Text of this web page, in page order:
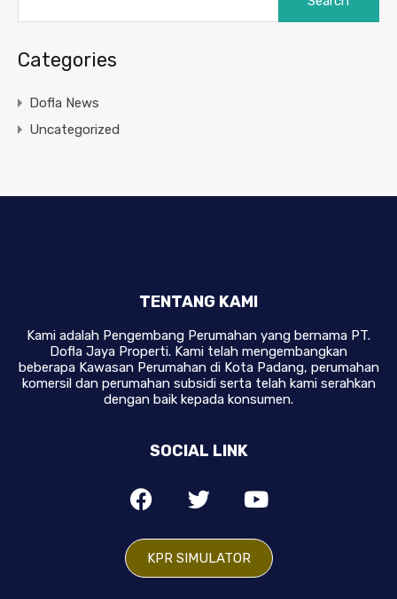
Categories
Dofla News
Uncategorized
TENTANG KAMI
Kami adalah Pengembang Perumahan yang bernama PT.
Dofla Jaya Properti. Kami telah mengembangkan
beberapa Kawasan Perumahan di Kota Padang, perumahan
komersil dan perumahan subsidi serta telah kami serahkan
dengan baik kepada konsumen.
SOCIAL LINK
KPR SIMULATOR